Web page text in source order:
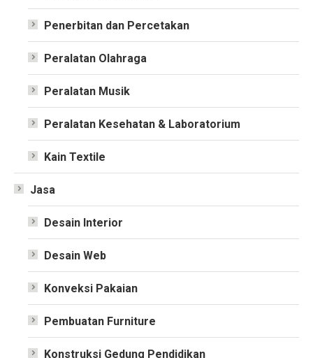
Penerbitan dan Percetakan
Peralatan Olahraga
Peralatan Musik
Peralatan Kesehatan & Laboratorium
Kain Textile
Jasa
Desain Interior
Desain Web
Konveksi Pakaian
Pembuatan Furniture
Konstruksi Gedung Pendidikan